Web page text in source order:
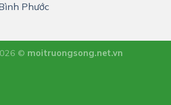
Phước
© moitruongsong.net.vn